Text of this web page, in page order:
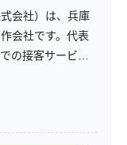
会社）は、兵庫
会社です。代表
の接客サービス
集の技術を独学
関西圏を中心に
げ、クライアン